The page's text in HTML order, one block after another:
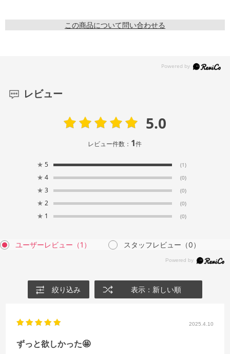
この商品について問い合わせる
レビュー
5.0
レビュー件数： 1件
★ 5 (1)
★ 4 (0)
★ 3 (0)
★ 2 (0)
★ 1 (0)
ユーザーレビュー （1） スタッフレビュー （0）
絞り込み 表示：新しい順
2025.4.10
ずっと欲しかった🤩